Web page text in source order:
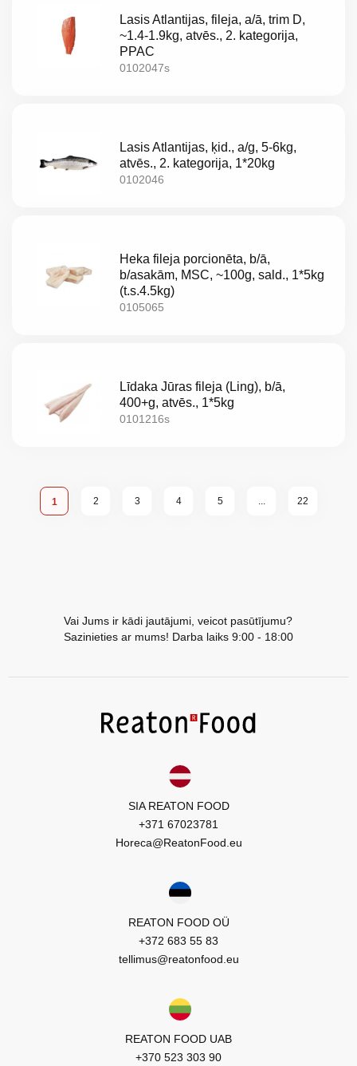
Lasis Atlantijas, fileja, a/ā, trim D,
~1.4-1.9kg, atvēs., 2. kategorija,
PPAC
0102047s
Lasis Atlantijas, ķid., a/g, 5-6kg,
atvēs., 2. kategorija, 1*20kg
0102046
Heka fileja porcionēta, b/ā,
b/asakām, MSC, ~100g, sald., 1*5kg
(t.s.4.5kg)
0105065
Līdaka Jūras fileja (Ling), b/ā,
400+g, atvēs., 1*5kg
0101216s
You're currently reading page
1 Lapa
2 Lapa
3 Lapa
4 Lapa
5 ... Lapa
22
Vai Jums ir kādi jautājumi, veicot pasūtījumu?
Sazinieties ar mums! Darba laiks 9:00 - 18:00
SIA REATON FOOD
+371 67023781
Horeca@ReatonFood.eu
REATON FOOD OÜ
+372 683 55 83
tellimus@reatonfood.eu
REATON FOOD UAB
+370 523 303 90